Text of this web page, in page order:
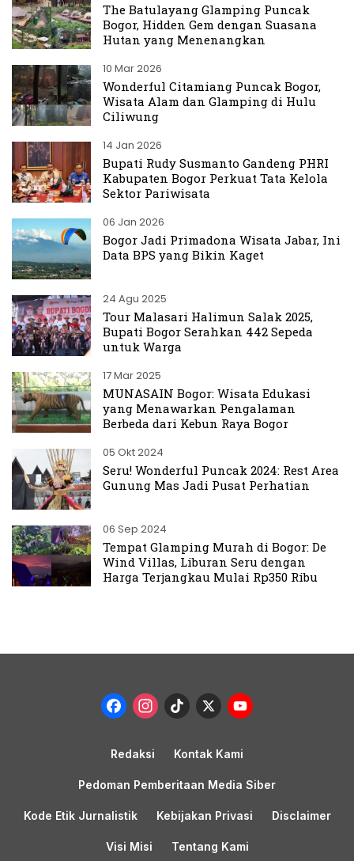
The Batulayang Glamping Puncak
Bogor, Hidden Gem dengan Suasana
Hutan yang Menenangkan
10 Mar 2026
Wonderful Citamiang Puncak Bogor,
Wisata Alam dan Glamping di Hulu
Ciliwung
14 Jan 2026
Bupati Rudy Susmanto Gandeng PHRI
Kabupaten Bogor Perkuat Tata Kelola
Sektor Pariwisata
06 Jan 2026
Bogor Jadi Primadona Wisata Jabar, Ini
Data BPS yang Bikin Kaget
24 Agu 2025
Tour Malasari Halimun Salak 2025,
Bupati Bogor Serahkan 442 Sepeda
untuk Warga
17 Mar 2025
MUNASAIN Bogor: Wisata Edukasi
yang Menawarkan Pengalaman
Berbeda dari Kebun Raya Bogor
05 Okt 2024
Seru! Wonderful Puncak 2024: Rest Area
Gunung Mas Jadi Pusat Perhatian
06 Sep 2024
Tempat Glamping Murah di Bogor: De
Wind Villas, Liburan Seru dengan
Harga Terjangkau Mulai Rp350 Ribu
Facebook
Instagram
TikTok
X
Redaksi Kontak Kami
Pedoman Pemberitaan Media Siber
Kode Etik Jurnalistik Kebijakan Privasi Disclaimer
Visi Misi Tentang Kami